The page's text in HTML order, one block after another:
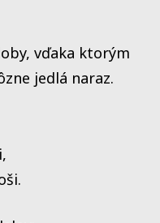
vďaka ktorým
jedlá naraz.